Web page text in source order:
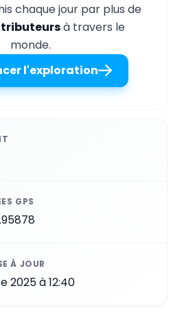
chaque jour par plus de
à travers le
monde.
l'exploration
GPS
À JOUR
2025 à 12:40